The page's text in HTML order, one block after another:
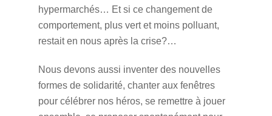
hypermarchés… Et si ce changement de
comportement, plus vert et moins polluant,
restait en nous après la crise?…
Nous devons aussi inventer des nouvelles
formes de solidarité, chanter aux fenêtres
pour célébrer nos héros, se remettre à jouer